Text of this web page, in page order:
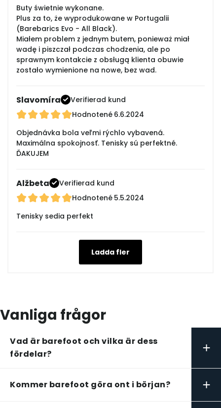
Buty świetnie wykonane.
Plus za to, że wyprodukowane w Portugalii
(Barebarics Evo - All Black).
Miałem problem z jednym butem, ponieważ miał
wadę i piszczał podczas chodzenia, ale po
sprawnym kontakcie z obsługą klienta obuwie
zostało wymienione na nowe, bez wad.
Slavomíra
Verifierad kund
Hodnotené 6.6.2024
Objednávka bola veľmi rýchlo vybavená.
Maximálna spokojnosť. Tenisky sú perfektné.
ĎAKUJEM
Alžbeta
Verifierad kund
Hodnotené 5.5.2024
Tenisky sedia perfekt
Ladda fler
Vanliga frågor
Vad är barefoot och vilka är dess
fördelar?
+
Kommer barefoot göra ont i början? +